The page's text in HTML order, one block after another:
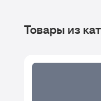
Товары из